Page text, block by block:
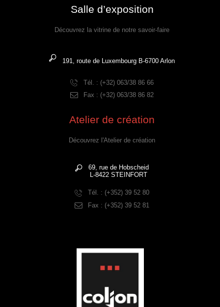
Salle d’exposition
Découvrez la vitrine de notre savoir-faire
191, route de Luxembourg B-6700 Arlon
Tél. : (+32) 063/38 86 66
Fax : (+32) 063/38 86 82
Atelier de création
Découvrez l'Atelier de création
69, rue de Hobscheid
L-8422 STEINFORT
Tél. : (+352) 39 52 80
Fax : (+352) 39 52 81